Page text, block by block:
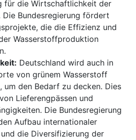
für die Wirtschaftlichkeit der
Die Bundesregierung fördert
die die Effizienz und
Wasserstoffproduktion
Deutschland wird auch in
von grünem Wasserstoff
um den Bedarf zu decken. Dies
Lieferengpässen und
Die Bundesregierung
Aufbau internationaler
die Diversifizierung der